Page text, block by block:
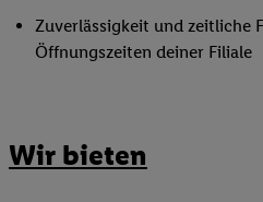
Zuverlässigkeit und zeitliche
Öffnungszeiten deiner Filiale
Wir bieten